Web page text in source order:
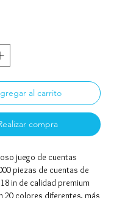
al carrito
compra
juego de cuentas
piezas de cuentas de
in de calidad premium
20 colores diferentes, más